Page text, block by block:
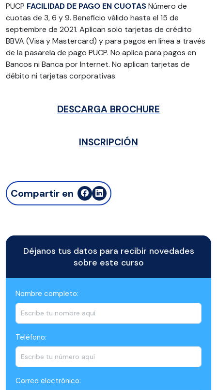
PUCP FACILIDAD DE PAGO EN CUOTASNúmero de
cuotas de 3, 6 y 9. Beneficio válido hasta el 15 de
septiembre de 2021. Aplican solo tarjetas de crédito
BBVA (Visa y Mastercard) y para pagos en línea a través
de la pasarela de pago PUCP. No aplica para pagos en
Bancos ni Banca por Internet. No aplican tarjetas de
débito ni tarjetas corporativas.
DESCARGA BROCHURE
INSCRIPCIÓN
Compartir en
Déjanos tus datos para recibir novedades
sobre este curso
Nombre completo:
Teléfono:
Correo electrónico: